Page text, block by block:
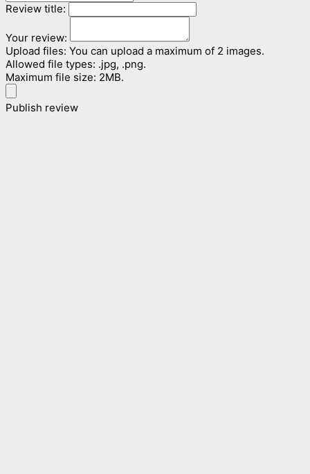
Review title:
Your review:
Upload files: You can upload a maximum of 2 images.
Allowed file types: .jpg, .png.
Maximum file size: 2MB.
Publish review